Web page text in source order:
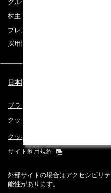
グループ企業一覧
株主・投資家情報
プレスリリース
採用情報
日本語 | Thailand (都市と言語を選
プライバシーポリシー
クッキーポリシー
クッキー詳細設定
サイト利用規約
外部サイトの場合はアクセシビリ
能性があります。